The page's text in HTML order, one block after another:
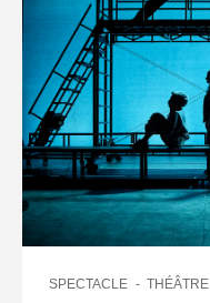
SPECTACLE THÉÂTRE